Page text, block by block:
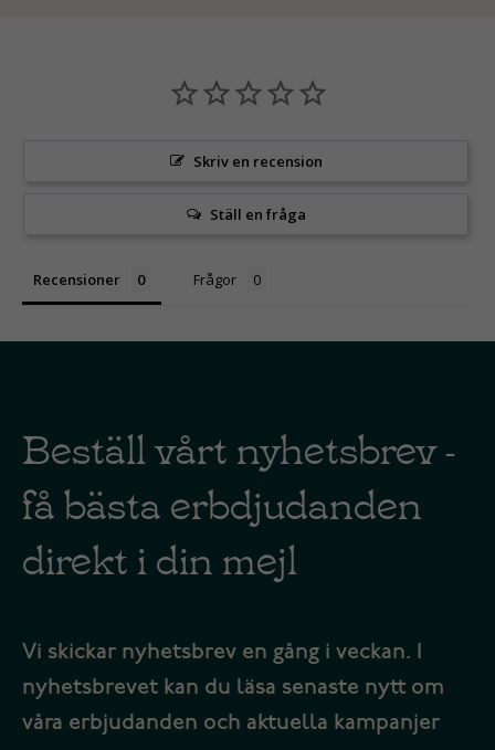
Skriv en recension
Ställ en fråga
Recensioner Frågor
Beställ vårt nyhetsbrev -
få bästa erbdjudanden
direkt i din mejl
Vi skickar nyhetsbrev en gång i veckan. I
nyhetsbrevet kan du läsa senaste nytt om
våra erbjudanden och aktuella kampanjer